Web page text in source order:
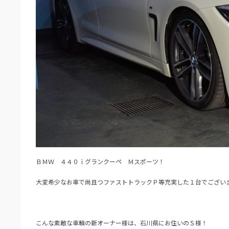
ＢＭＷ ４４０ｉグランクーペ Ｍスポーツ！
大変希少なお車で尚且つファストトラックＰ等充実した１台でござい
こんな素敵な車輌の新オーナー様は、石川県にお住いのＳ様！